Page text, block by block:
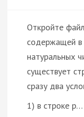
Откройте
содержащей
натуральных
существует
сразу два
1) в строке р…